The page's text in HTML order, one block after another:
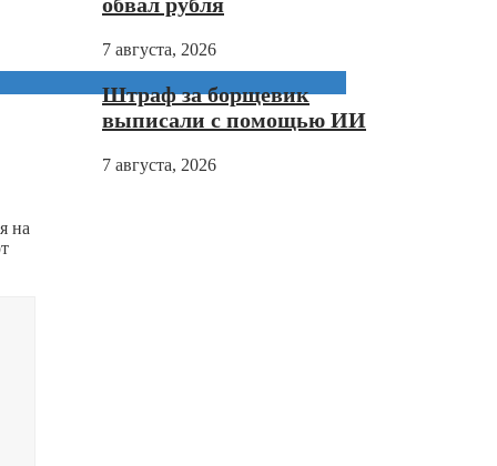
на
7 августа, 2026
Штраф за борщевик
выписали с помощью ИИ
7 августа, 2026